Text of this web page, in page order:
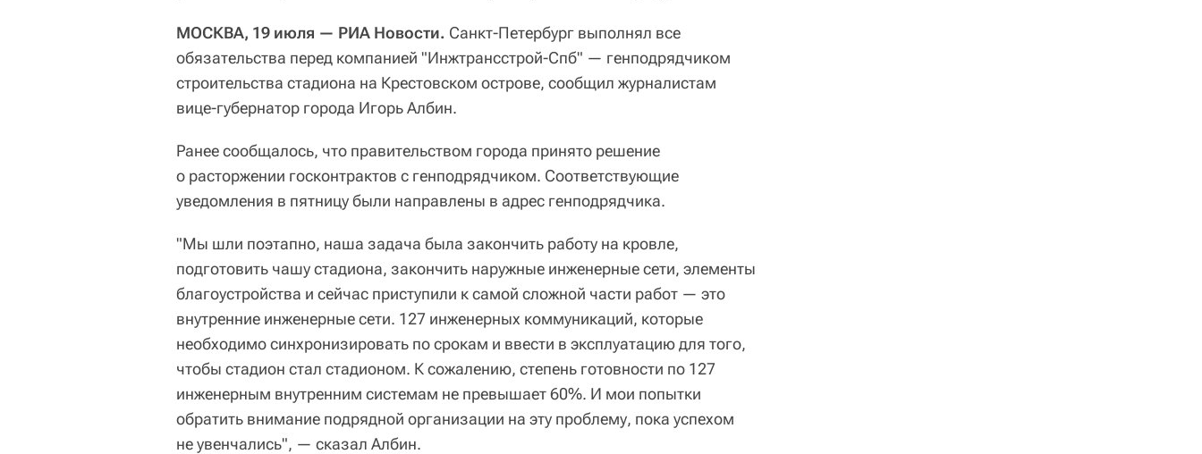
МОСКВА, 19 июля — РИА Новости. Санкт-Петербург выполнял все
обязательства перед компанией "Инжтрансстрой-Спб" — генподрядчиком
строительства стадиона на Крестовском острове, сообщил журналистам
вице-губернатор города Игорь Албин.
Ранее сообщалось, что правительством города принято решение
о расторжении госконтрактов с генподрядчиком. Соответствующие
уведомления в пятницу были направлены в адрес генподрядчика.
"Мы шли поэтапно, наша задача была закончить работу на кровле,
подготовить чашу стадиона, закончить наружные инженерные сети, элементы
благоустройства и сейчас приступили к самой сложной части работ — это
внутренние инженерные сети. 127 инженерных коммуникаций, которые
необходимо синхронизировать по срокам и ввести в эксплуатацию для того,
чтобы стадион стал стадионом. К сожалению, степень готовности по 127
инженерным внутренним системам не превышает 60%. И мои попытки
обратить внимание подрядной организации на эту проблему, пока успехом
не увенчались", — сказал Албин.